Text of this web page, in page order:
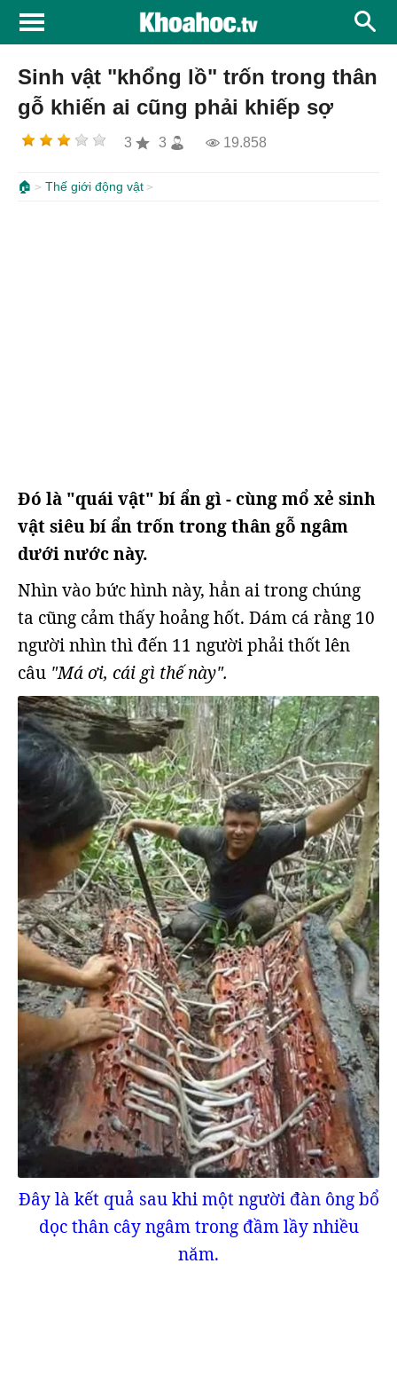
Sinh vật "khổng lồ" trốn trong thân
gỗ khiến ai cũng phải khiếp sợ
3 3 19.858
🏠 Thế giới động vật
Đó là "quái vật" bí ẩn gì - cùng mổ xẻ sinh
vật siêu bí ẩn trốn trong thân gỗ ngâm
dưới nước này.
Nhìn vào bức hình này, hẳn ai trong chúng
ta cũng cảm thấy hoảng hốt. Dám cá rằng 10
người nhìn thì đến 11 người phải thốt lên
câu "Má ơi, cái gì thế này".
Đây là kết quả sau khi một người đàn ông bổ
dọc thân cây ngâm trong đầm lầy nhiều
năm.